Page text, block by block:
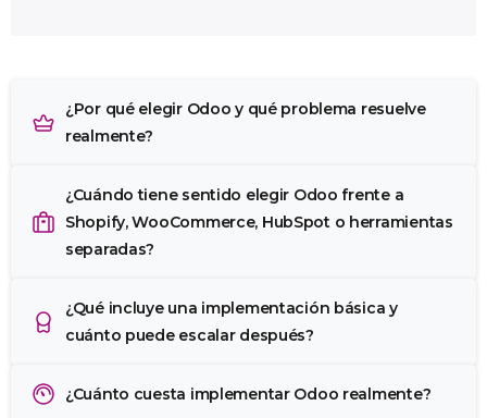
¿Por qué elegir Odoo y qué problema resuelve
realmente?
¿Cuándo tiene sentido elegir Odoo frente a
Shopify, WooCommerce, HubSpot o herramientas
separadas?
¿Qué incluye una implementación básica y
cuánto puede escalar después?
¿Cuánto cuesta implementar Odoo realmente?